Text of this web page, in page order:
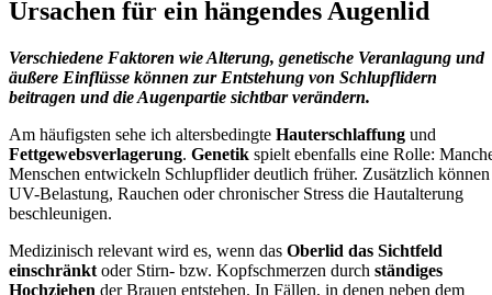
Ursachen für ein hängendes Augenlid
Verschiedene Faktoren wie Alterung, genetische Veranlagung und
äußere Einflüsse können zur Entstehung von Schlupflidern
beitragen und die Augenpartie sichtbar verändern.
Am häufigsten sehe ich altersbedingte Hauterschlaffung und
Fettgewebsverlagerung. Genetik spielt ebenfalls eine Rolle:
Menschen entwickeln Schlupflider deutlich früher. Zusätzlich können
UV-Belastung, Rauchen oder chronischer Stress die Hautalterung
beschleunigen.
Medizinisch relevant wird es, wenn das Oberlid das Sichtfeld
einschränkt oder Stirn- bzw. Kopfschmerzen durch ständiges
Hochziehen der Brauen entstehen. In Fällen, in denen neben dem